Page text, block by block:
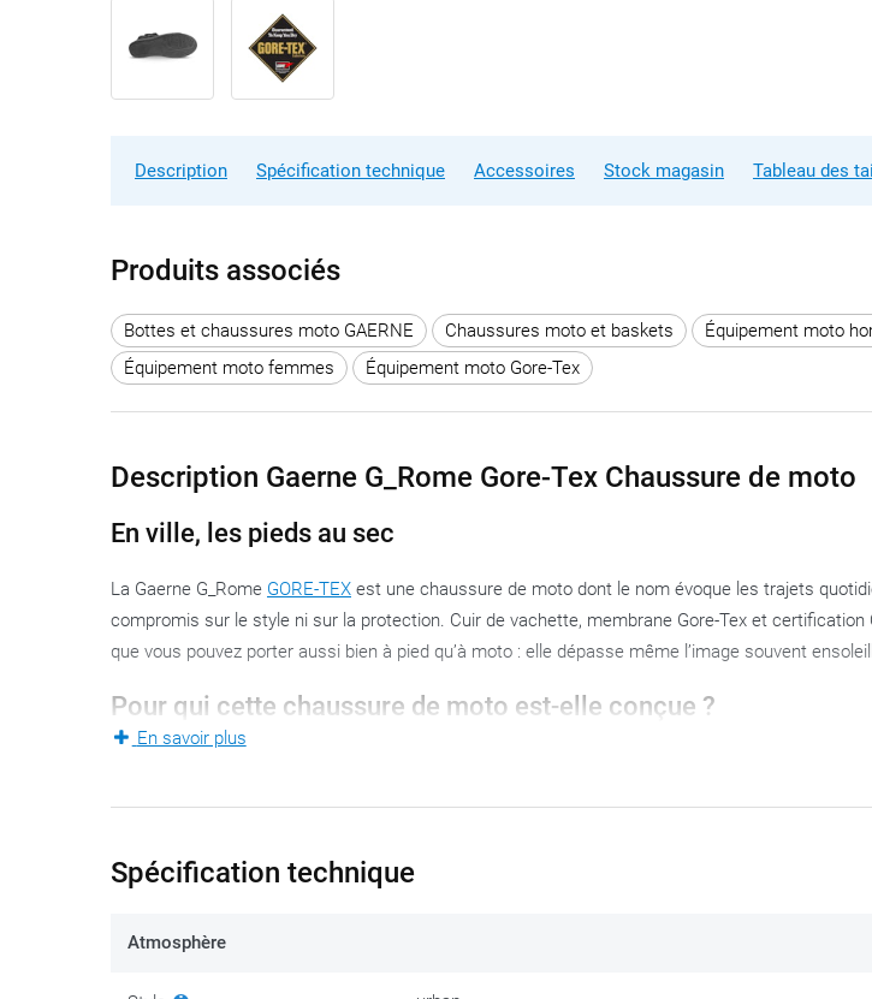
Description Spécification technique Accessoires Stock magasin Tableau des
Produits associés
Bottes et chaussures moto GAERNE Chaussures moto et baskets
Équipement moto
Équipement moto femmes
Équipement moto Gore-Tex
Description Gaerne G_Rome Gore-Tex Chaussure de moto
En ville, les pieds au sec
La Gaerne G_Rome GORE-TEX est une chaussure de moto dont le nom évoque les trajets
compromis sur le style ni sur la protection. Cuir de vachette, membrane Gore-Tex et certification
que vous pouvez porter aussi bien à pied qu’à moto : elle dépasse même l’image souvent
Pour qui cette chaussure de moto est-elle conçue ?
La classification saisonnière « été et mi-saison » indique que la G_Rome donne le meilleur d’elle-
adéquation pour hommes et femmes en font un modèle polyvalent.
En savoir plus
Spécification technique
Atmosphère